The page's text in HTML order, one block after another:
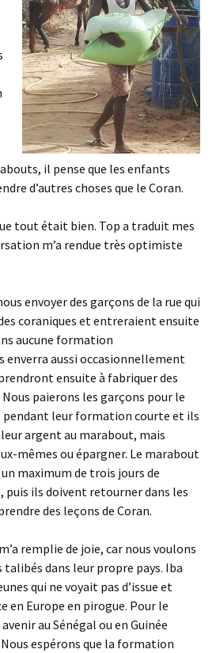
il pense que les enfants
d’autres choses que le Coran.
tout était bien. Top a traduit mes
m’a rendue très optimiste
envoyer des garçons de la rue qui
coraniques et entreraient ensuite
aucune formation
enverra aussi occasionnellement
ensuite à fabriquer des
paierons les garçons pour le
pendant leur formation courte et ils
argent au marabout, mais
mêmes ou épargner. Le marabout
maximum de trois jours de
puis ils doivent retourner dans les
des leçons de Coran.
remplie de joie, car nous voulons
talibés dans leur propre pays. Iba
qui ne voyait pas d’issue et
en Europe en pirogue. Pour le
au Sénégal ou en Guinée
espérons que la formation